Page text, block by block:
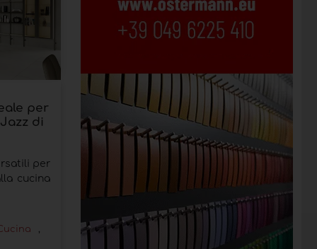
per
di
per
cucina
,